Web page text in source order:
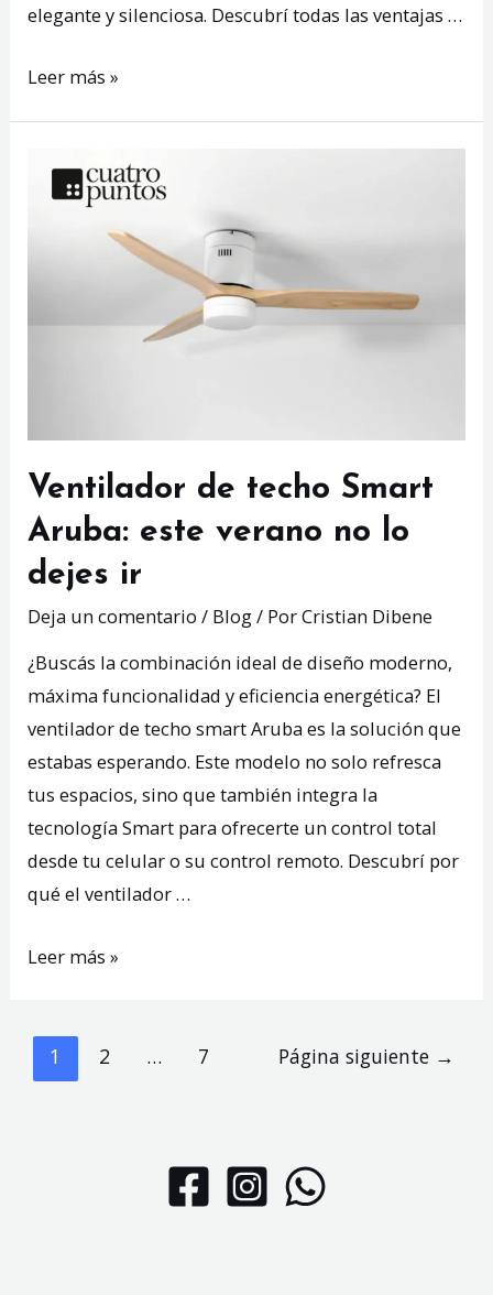
elegante y silenciosa. Descubrí todas las ventajas …
Ventilador
retráctil
Samoa:
total
Leer más »
Ventilador de techo Smart
Aruba: este verano no lo
dejes ir
Deja un comentario / Blog/ PorCristian Dibene
¿Buscás la combinación ideal de diseño moderno,
máxima funcionalidad y eficiencia energética? El
ventilador de techo smart Aruba es la solución que
estabas esperando. Este modelo no solo refresca
tus espacios, sino que también integra la
tecnología Smart para ofrecerte un control total
desde tu celular o su control remoto. Descubrí por
qué el ventilador …
Ventilador
Smart
Aruba:
Leer más »
Paginación
1 2 … 7 Página siguiente →